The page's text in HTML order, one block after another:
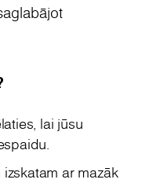
lai jūsu
ar mazāk